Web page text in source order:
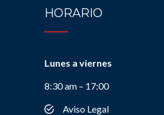
HORARIO
Lunes a viernes
8:30 am – 17:00
Aviso Legal